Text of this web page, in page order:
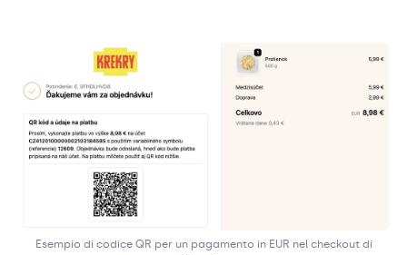
Esempio di codice QR per un pagamento in EUR nel checkout di